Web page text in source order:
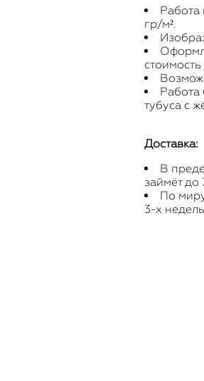
Работа
гр/м².
Работа
тубуса с
Доставка:
В
займёт до
По
3-х